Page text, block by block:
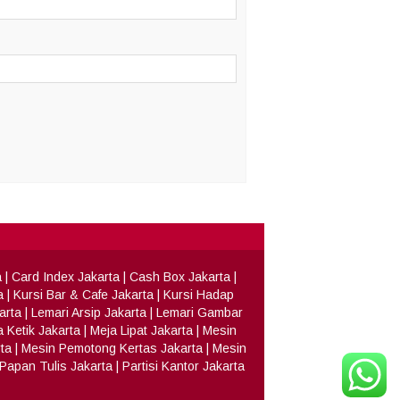
Card Index Jakarta Cash Box Jakarta
| Kursi Bar & Cafe Jakarta| Kursi Hadap
| Lemari Arsip Jakarta| Lemari Gambar
Ketik Jakarta
Meja Lipat Jakarta
Mesin
| Mesin Pemotong Kertas Jakarta| Mesin
Papan Tulis Jakarta
Partisi Kantor Jakarta